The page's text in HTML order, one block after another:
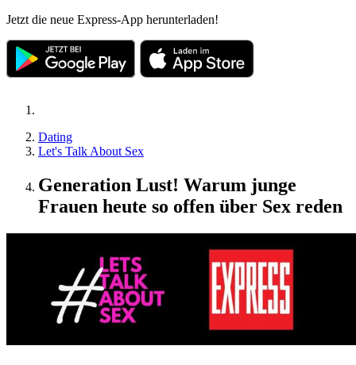
Jetzt die neue Express-App herunterladen!
Dating
Let's Talk About Sex
Generation Lust! Warum junge
Frauen heute so offen über Sex reden